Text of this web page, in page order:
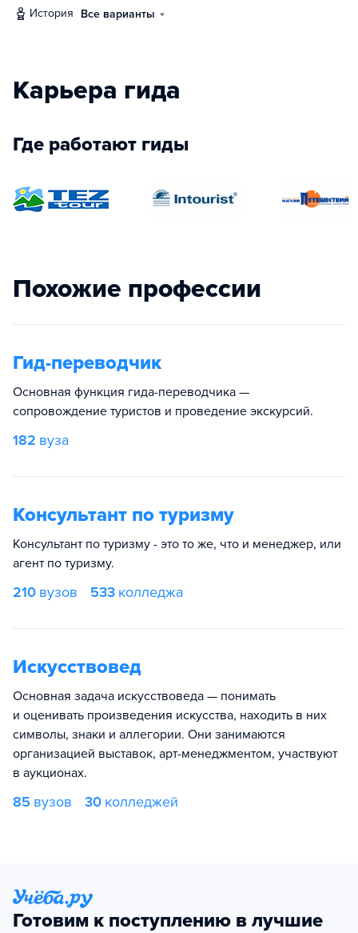
история
Все варианты
Карьера гида
Где работают гиды
Похожие профессии
Гид-переводчик
Основная функция гида-переводчика —
сопровождение туристов и проведение экскурсий.
182 вуза
Консультант по туризму
Консультант по туризму - это то же, что и менеджер, или
агент по туризму.
210 вузов 533 колледжа
Искусствовед
Основная задача искусствоведа — понимать
и оценивать произведения искусства, находить в них
символы, знаки и аллегории. Они занимаются
организацией выставок, арт-менеджментом, участвуют
в аукционах.
85 вузов 30 колледжей
Готовим к поступлению в лучшие